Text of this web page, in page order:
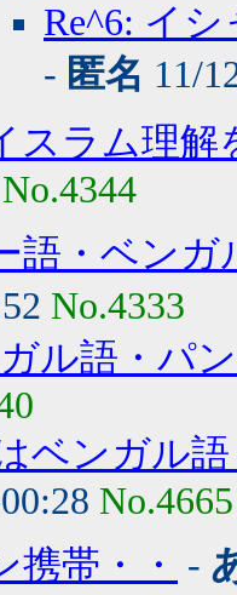
Re^6: イ
- 匿名 11/
スラム理
No.4344
語・ベン
No.4333
ル語・パ
ベンガル
No.4665
携帯・・ -